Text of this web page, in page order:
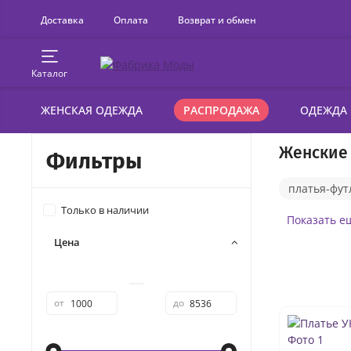
Доставка Оплата Возврат и обмен
Каталог
ЖЕНСКАЯ ОДЕЖДА РАСПРОДАЖА ОДЕЖДА
Женские
платья-
платья на
платья
Показать
Фильтры
Только в наличии
Цена
от до